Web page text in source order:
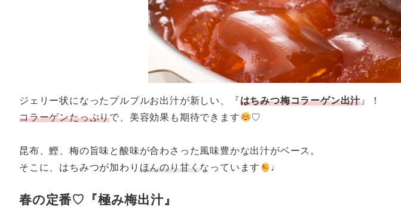
ジェリー状になったプルプルお出汁が新しい、『 はちみつ梅コラーゲン出汁』！
コラーゲンたっぷりで、美容効果も期待できます ♡
昆布、鰹、梅の旨味と酸味が合わさった風味豊かな出汁がベース。
そこに、はちみつが加わり ほんのり甘くなっています ♩
春の定番♡『極み梅出汁』